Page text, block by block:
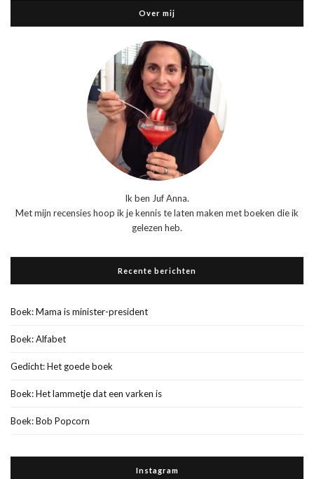
Over mij
Ik ben Juf Anna.
Met mijn recensies hoop ik je kennis te laten maken met boeken die ik
gelezen heb.
Recente berichten
Boek: Mama is minister-president
Boek: Alfabet
Gedicht: Het goede boek
Boek: Het lammetje dat een varken is
Boek: Bob Popcorn
Instagram